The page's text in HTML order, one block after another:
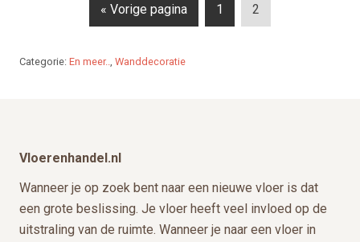
« Vorige pagina
P
a
1
P
a
2
Categorie: En meer.., Wanddecoratie
Vloerenhandel.nl
Wanneer je op zoek bent naar een nieuwe vloer is dat
een grote beslissing. Je vloer heeft veel invloed op de
uitstraling van de ruimte. Wanneer je naar een vloer in